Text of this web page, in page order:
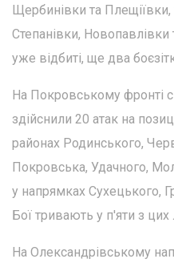
Щербинівки та Плещіївки,
Степанівки, Новопавлівки
уже відбиті, ще два
На Покровському фронті
здійснили 20 атак на
районах Родинського,
Покровська, Удачного,
у напрямках Сухецького,
Бої тривають у п'яти з цих
На Олександрівському